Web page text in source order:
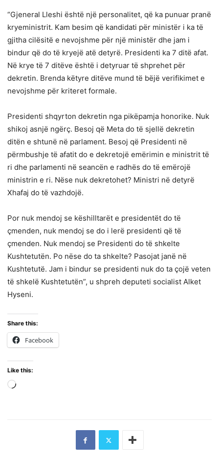
“Gjeneral Lleshi është një personalitet, që ka punuar pranë
kryeministrit. Kam besim që kandidati për ministër i ka të
gjitha cilësitë e nevojshme për një ministër dhe jam i
bindur që do të kryejë atë detyrë. Presidenti ka 7 ditë afat.
Në krye të 7 ditëve është i detyruar të shprehet për
dekretin. Brenda këtyre ditëve mund të bëjë verifikimet e
nevojshme për kriteret formale.
Presidenti shqyrton dekretin nga pikëpamja honorike. Nuk
shikoj asnjë ngërç. Besoj që Meta do të sjellë dekretin
ditën e shtunë në parlament. Besoj që Presidenti në
përmbushje të afatit do e dekretojë emërimin e ministrit të
ri dhe parlamenti në seancën e radhës do të emërojë
ministrin e ri. Nëse nuk dekretohet? Ministri në detyrë
Xhafaj do të vazhdojë.
Por nuk mendoj se këshilltarët e presidentët do të
çmenden, nuk mendoj se do i lerë presidenti që të
çmenden. Nuk mendoj se Presidenti do të shkelte
Kushtetutën. Po nëse do ta shkelte? Pasojat janë në
Kushtetutë. Jam i bindur se presidenti nuk do ta çojë veten
të shkelë Kushtetutën”, u shpreh deputeti socialist Alket
Hyseni.
Share this:
Facebook
Like this: